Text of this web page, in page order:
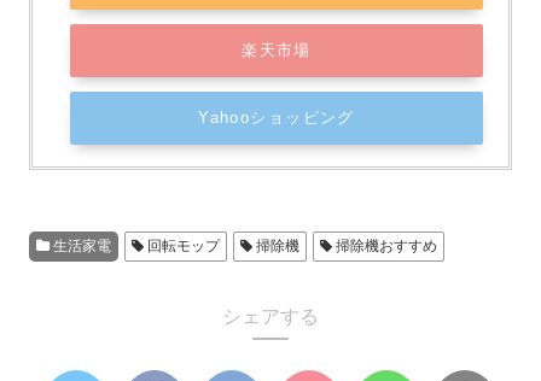
楽天市場
Yahooショッピング
生活家電 回転モップ 掃除機 掃除機おすすめ
シェアする